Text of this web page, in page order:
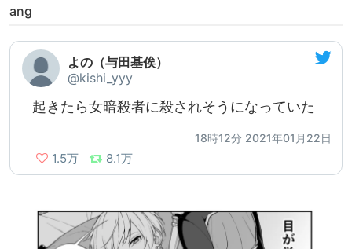
ang
よの（与田基俟）
@kishi_yyy
起きたら女暗殺者に殺されそうになっていた
18時12分 2021年01月22日
1.5万 8.1万